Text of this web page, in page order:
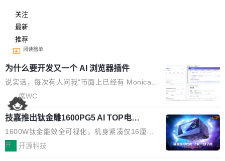
关注
最新
推荐
阅读榜单
为什么要开发又一个 AI 浏览器插件
说实话，每次有人问我"市面上已经有 Monica、
Sider、Copilot for Chrome 这些 AI 浏览器插件
了，你为什么还要再做一个"，我都觉得这个问题
问得好。 因为我自己也是从用户变成开发者的。
现有产品的天花板 我用过不少 AI 浏览器插件。
刚开始觉得都挺好——选中一段文字，弹出解
席WC
技嘉推出钛金雕1600PG5 AI TOP电
源：为发烧级主机与本地AI算力打造旗
舰供电方案
1600W钛金能效全可视化，机身紧凑仅16厘米
继2026台北电脑展首度亮相后，技嘉科技近日正
开 开源科技